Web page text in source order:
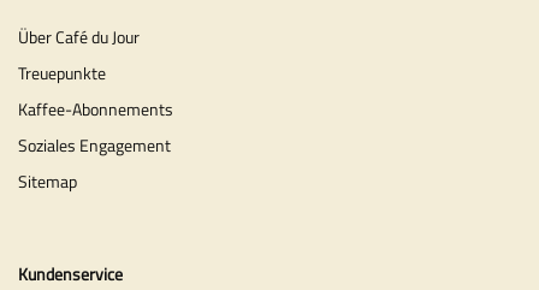
Über Café du Jour
Treuepunkte
Kaffee-Abonnements
Soziales Engagement
Sitemap
Kundenservice